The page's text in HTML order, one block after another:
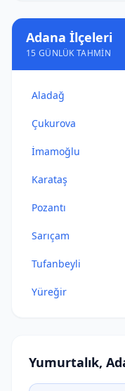
Adana İlçeleri
15 GÜNLÜK TAHMIN
Aladağ
Çukurova
İmamoğlu
Karataş
Pozantı
Sarıçam
Tufanbeyli
Yüreğir
Yumurtalık,